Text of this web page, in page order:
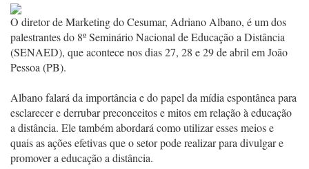
O diretor de Marketing do Cesumar, Adriano Albano, é um dos
palestrantes do 8º Seminário Nacional de Educação a Distância
(SENAED), que acontece nos dias 27, 28 e 29 de abril em João
Pessoa (PB).
Albano falará da importância e do papel da mídia espontânea para
esclarecer e derrubar preconceitos e mitos em relação à educação
a distância. Ele também abordará como utilizar esses meios e
quais as ações efetivas que o setor pode realizar para divulgar e
promover a educação a distância.